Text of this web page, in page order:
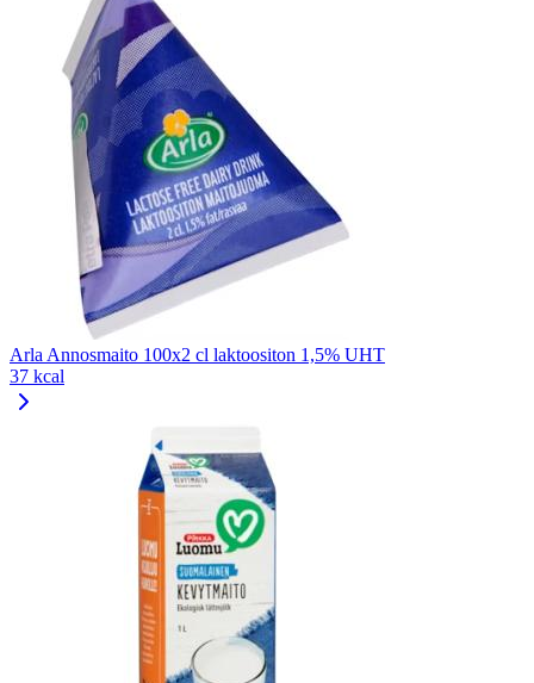
Arla Annosmaito 100x2 cl laktoositon 1,5% UHT
37 kcal